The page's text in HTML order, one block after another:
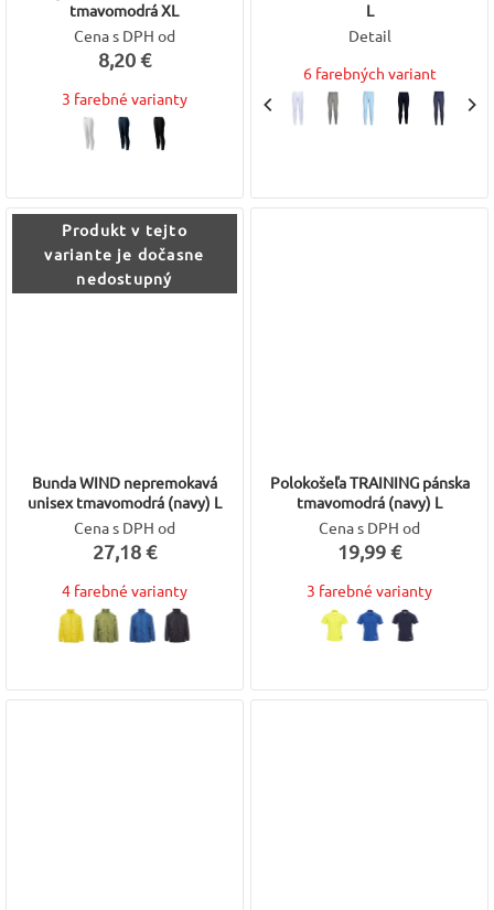
tmavomodrá XL
Cena s DPH od
8,20 €
3 farebné varianty
L
Detail
6 farebných variant
Produkt v tejto
variante je dočasne
nedostupný
Bunda WIND nepremokavá
unisex tmavomodrá (navy) L
Cena s DPH od
27,18 €
4 farebné varianty
Polokošeľa TRAINING pánska
tmavomodrá (navy) L
Cena s DPH od
19,99 €
3 farebné varianty